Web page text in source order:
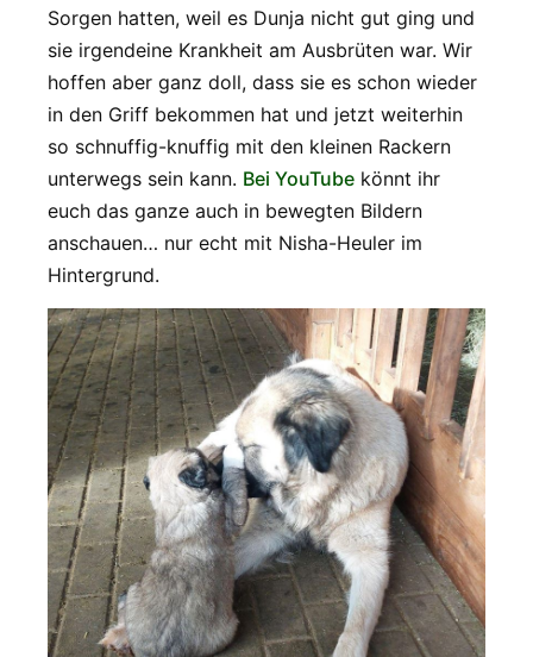
Sorgen hatten, weil es Dunja nicht gut ging und
sie irgendeine Krankheit am Ausbrüten war. Wir
hoffen aber ganz doll, dass sie es schon wieder
in den Griff bekommen hat und jetzt weiterhin
so schnuffig-knuffig mit den kleinen Rackern
unterwegs sein kann. Bei YouTube könnt ihr
euch das ganze auch in bewegten Bildern
anschauen… nur echt mit Nisha-Heuler im
Hintergrund.